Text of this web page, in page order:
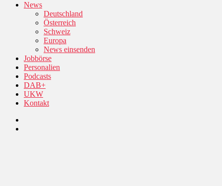
News
Deutschland
Österreich
Schweiz
Europa
News einsenden
Jobbörse
Personalien
Podcasts
DAB+
UKW
Kontakt